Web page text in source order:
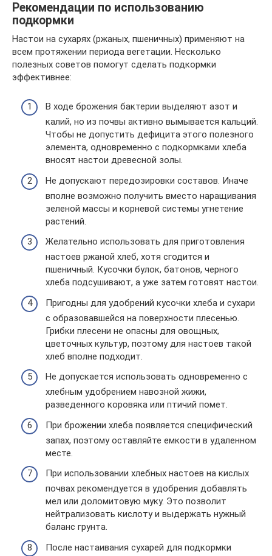
Рекомендации по использованию
подкормки
Настои на сухарях (ржаных, пшеничных) применяют на
всем протяжении периода вегетации. Несколько
полезных советов помогут сделать подкормки
эффективнее:
В ходе брожения бактерии выделяют азот и
калий, но из почвы активно вымывается кальций.
Чтобы не допустить дефицита этого полезного
элемента, одновременно с подкормками хлеба
вносят настои древесной золы.
Не допускают передозировки составов. Иначе
вполне возможно получить вместо наращивания
зеленой массы и корневой системы угнетение
растений.
Желательно использовать для приготовления
настоев ржаной хлеб, хотя сгодится и
пшеничный. Кусочки булок, батонов, черного
хлеба подсушивают, а уже затем готовят настои.
Пригодны для удобрений кусочки хлеба и сухари
с образовавшейся на поверхности плесенью.
Грибки плесени не опасны для овощных,
цветочных культур, поэтому для настоев такой
хлеб вполне подходит.
Не допускается использовать одновременно с
хлебным удобрением навозной жижи,
разведенного коровяка или птичий помет.
При брожении хлеба появляется специфический
запах, поэтому оставляйте емкости в удаленном
месте.
При использовании хлебных настоев на кислых
почвах рекомендуется в удобрения добавлять
мел или доломитовую муку. Это позволит
нейтрализовать кислоту и выдержать нужный
баланс грунта.
После настаивания сухарей для подкормки